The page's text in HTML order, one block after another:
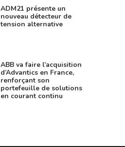
ADM21 présente un
nouveau détecteur de
tension alternative
ABB va faire l’acquisition
d’Advantics en France,
renforçant son
portefeuille de solutions
en courant continu